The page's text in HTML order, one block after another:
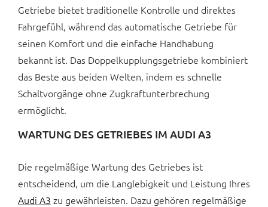
Getriebe bietet traditionelle Kontrolle und direktes
Fahrgefühl, während das automatische Getriebe für
seinen Komfort und die einfache Handhabung
bekannt ist. Das Doppelkupplungsgetriebe kombiniert
das Beste aus beiden Welten, indem es schnelle
Schaltvorgänge ohne Zugkraftunterbrechung
ermöglicht.
WARTUNG DES GETRIEBES IM AUDI A3
Die regelmäßige Wartung des Getriebes ist
entscheidend, um die Langlebigkeit und Leistung Ihres
Audi A3 zu gewährleisten. Dazu gehören regelmäßige